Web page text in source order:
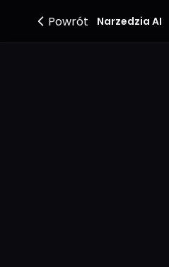
Powrót Narzedzia AI